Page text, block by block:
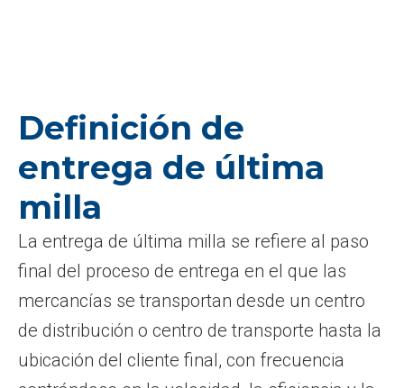
Definición de
entrega de última
milla
La entrega de última milla se refiere al paso
final del proceso de entrega en el que las
mercancías se transportan desde un centro
de distribución o centro de transporte hasta la
ubicación del cliente final, con frecuencia